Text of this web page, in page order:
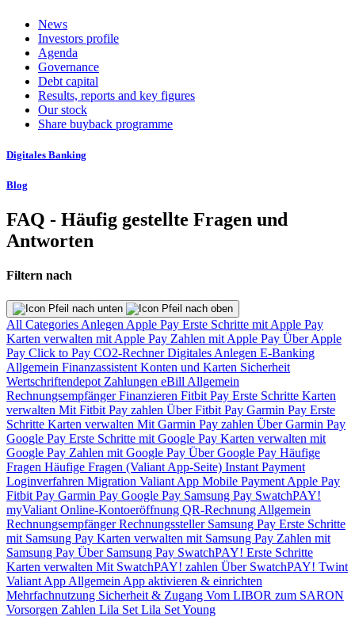
News
Investors profile
Agenda
Governance
Debt capital
Results, reports and key figures
Our stock
Share buyback programme
Digitales Banking
Blog
FAQ - Häufig gestellte Fragen und
Antworten
Filtern nach
All Categories Anlegen Apple Pay Erste Schritte mit Apple Pay
Karten verwalten mit Apple Pay Zahlen mit Apple Pay Über Apple
Pay Click to Pay CO2-RechnerDigitales Anlegen E-Banking
Allgemein Finanzassistent Konten und Karten Sicherheit
Wertschriftendepot Zahlungen eBill Allgemein
RechnungsempfängerFinanzieren Fitbit Pay Erste Schritte Karten
verwalten Mit Fitbit Pay zahlen Über Fitbit Pay Garmin Pay Erste
Schritte Karten verwalten Mit Garmin Pay zahlen Über Garmin Pay
Google Pay Erste Schritte mit Google Pay Karten verwalten mit
Google Pay Zahlen mit Google Pay Über Google Pay Häufige
Fragen Häufige Fragen (Valiant App-Seite) Instant Payment
Loginverfahren Migration Valiant App Mobile Payment Apple Pay
Fitbit Pay Garmin Pay Google Pay Samsung Pay SwatchPAY!
myValiant Online-Kontoeröffnung QR-Rechnung Allgemein
RechnungsempfängerRechnungssteller Samsung Pay Erste Schritte
mit Samsung Pay Karten verwalten mit Samsung Pay Zahlen mit
Samsung Pay Über Samsung Pay SwatchPAY! Erste Schritte
Karten verwalten Mit SwatchPAY! zahlen Über SwatchPAY! Twint
Valiant App Allgemein App aktivieren & einrichten
Mehrfachnutzung Sicherheit & Zugang Vom LIBOR zum SARON
Vorsorgen Zahlen Lila Set Lila Set Young